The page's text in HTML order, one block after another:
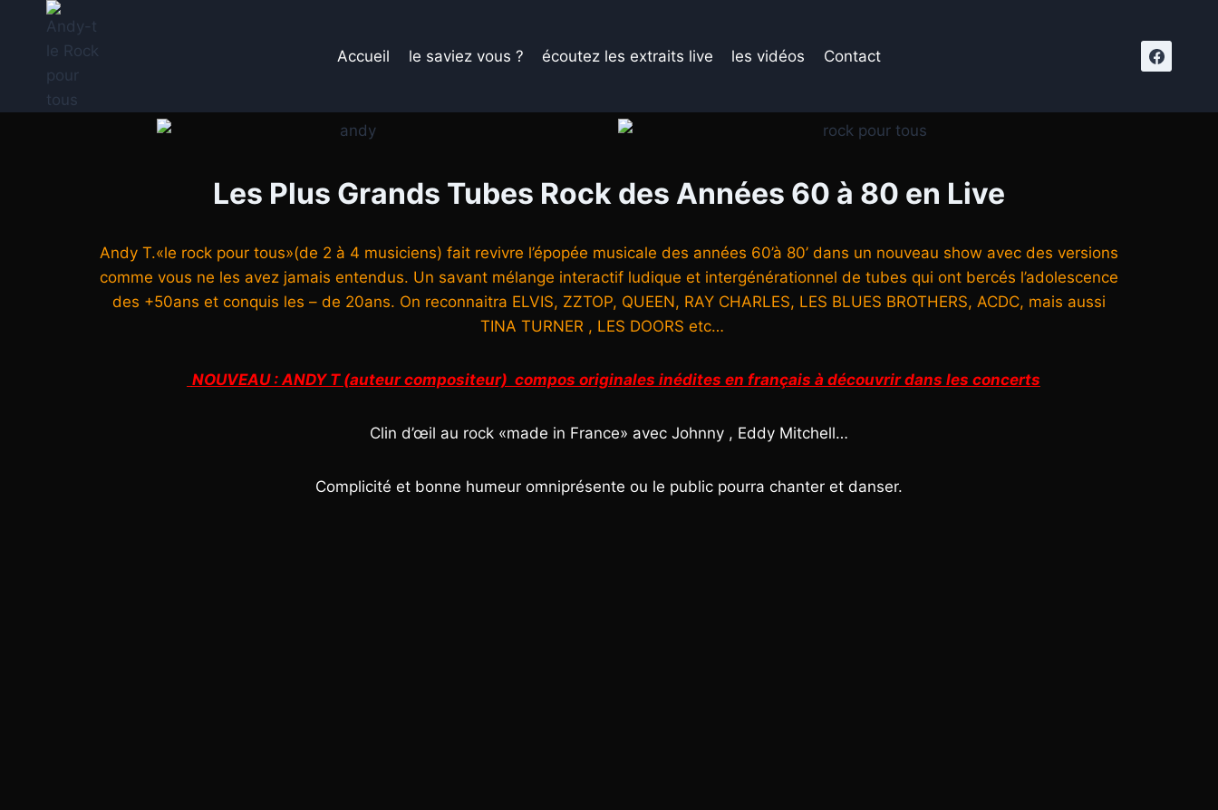
Accueil le saviez vous ? écoutez les extraits live les vidéos Contact
Les Plus Grands Tubes Rock des Années 60 à 80 en Live
Andy T.«le rock pour tous»(de 2 à 4 musiciens) fait revivre l’épopée musicale des années 60’à 80’ dans un nouveau show avec des versions
comme vous ne les avez jamais entendus. Un savant mélange interactif ludique et intergénérationnel de tubes qui ont bercés l’adolescence
des +50ans et conquis les – de 20ans. On reconnaitra ELVIS, ZZTOP, QUEEN, RAY CHARLES, LES BLUES BROTHERS, ACDC, mais aussi
TINA TURNER , LES DOORS etc…
NOUVEAU : ANDY T (auteur compositeur) compos originales inédites en français à découvrir dans les concerts
Clin d’œil au rock «made in France» avec Johnny , Eddy Mitchell…
Complicité et bonne humeur omniprésente ou le public pourra chanter et danser.